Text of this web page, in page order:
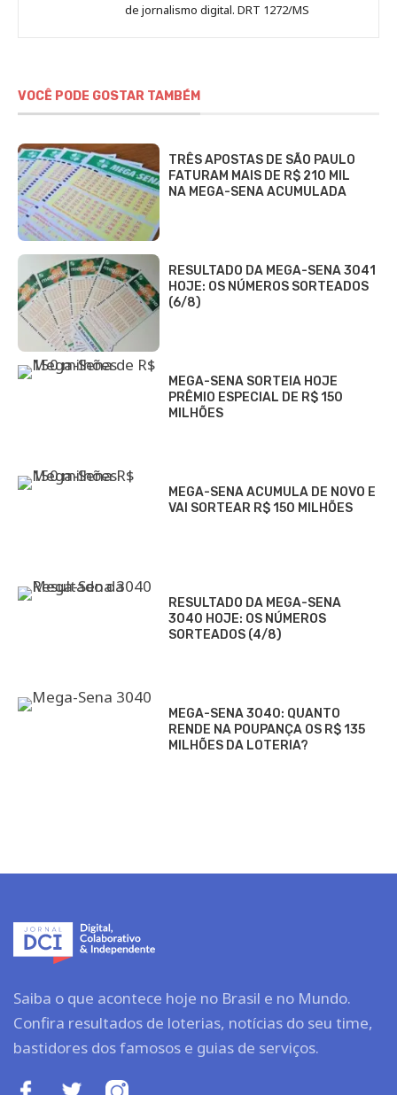
de jornalismo digital. DRT 1272/MS
VOCÊ PODE GOSTAR TAMBÉM
TRÊS APOSTAS DE SÃO PAULO
FATURAM MAIS DE R$ 210 MIL
NA MEGA-SENA ACUMULADA
RESULTADO DA MEGA-SENA 3041
HOJE: OS NÚMEROS SORTEADOS
(6/8)
MEGA-SENA SORTEIA HOJE
PRÊMIO ESPECIAL DE R$ 150
MILHÕES
MEGA-SENA ACUMULA DE NOVO E
VAI SORTEAR R$ 150 MILHÕES
RESULTADO DA MEGA-SENA
3040 HOJE: OS NÚMEROS
SORTEADOS (4/8)
MEGA-SENA 3040: QUANTO
RENDE NA POUPANÇA OS R$ 135
MILHÕES DA LOTERIA?
Saiba o que acontece hoje no Brasil e no Mundo.
Confira resultados de loterias, notícias do seu time,
bastidores dos famosos e guias de serviços.